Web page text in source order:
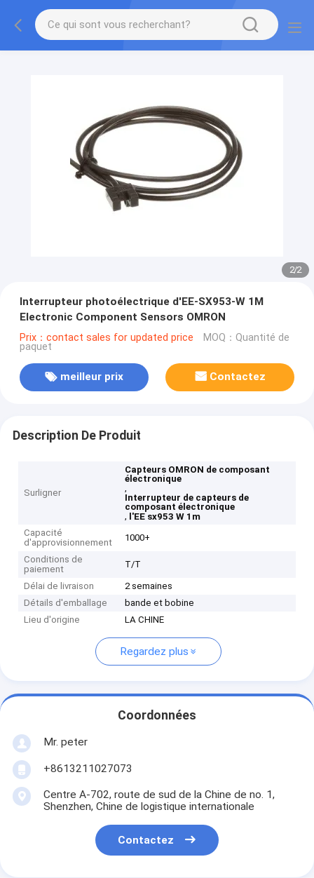
2/2
Interrupteur photoélectrique d'EE-SX953-W 1M
Electronic Component Sensors OMRON
Prix：contact sales for updated price MOQ：Quantité de
paquet
meilleur prix Contactez
Description De Produit
Surligner
Capteurs OMRON de composant
électronique
,
Interrupteur de capteurs de
composant électronique
, l'EE sx953 W 1m
Capacité
d'approvisionnement
1000+
Conditions de
paiement
T/T
Délai de livraison
2 semaines
Détails d'emballage
bande et bobine
Lieu d'origine
LA CHINE
Regardez plus
Coordonnées
Mr. peter
+8613211027073
Centre A-702, route de sud de la Chine de no. 1,
Shenzhen, Chine de logistique internationale
Contactez